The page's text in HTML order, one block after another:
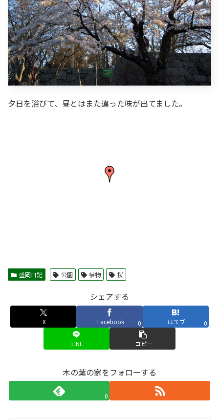
夕日を浴びて、昼とはまた違った味が出てました。
盛岡日記 公園 植物 桜
シェアする
X Facebook 0 はてブ 0
LINE コピー
木の葉の家をフォローする
0